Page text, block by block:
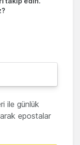
ile günlük
epostalar